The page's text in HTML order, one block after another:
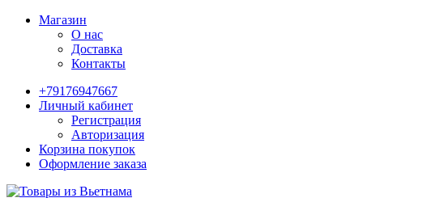
Магазин
О нас
Доставка
Контакты
+79176947667
Личный кабинет
Регистрация
Авторизация
Корзина покупок
Оформление заказа